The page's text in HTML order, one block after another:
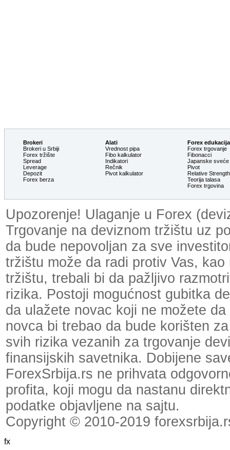
Brokeri
Brokeri u Srbiji
Forex tržište
Spread
Leverage
Depozit
Forex berza
Alati
Vrednost pipa
Fibo kalkulator
Indikatori
Rečnik
Pivot kalkulator
Forex edukacija
Forex trgovanje
Fibonacci
Japanske sveće
Pivot
Relative
Teorija talasa
Forex trgovina
Upozorenje! Ulaganje u Forex
Trgovanje na deviznom tržištu uz
da bude nepovoljan za sve
tržištu može da radi protiv Vas,
tržištu, trebali bi da pažljivo
rizika. Postoji mogućnost gubitka
da ulažete novac koji ne možete
novca bi trebao da bude korišten
svih rizika vezanih za trgovanje
finansijskih savetnika. Dobijene
ForexSrbija.rs ne prihvata
profita, koji mogu da nastanu
podatke objavljene na sajtu.
Copyright © 2010-2019
fx